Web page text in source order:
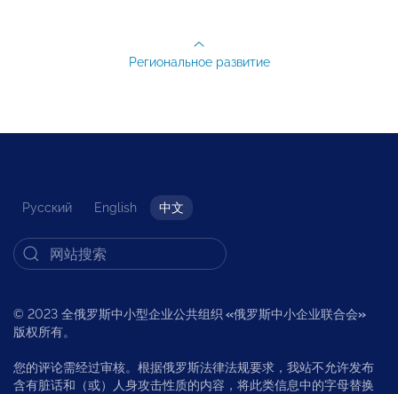
Региональное развитие
Русский English 中文
© 2023 全俄罗斯中小型企业公共组织 «俄罗斯中小企业联合会»
版权所有。
您的评论需经过审核。根据俄罗斯法律法规要求，我站不允许发布
含有脏话和（或）人身攻击性质的内容，将此类信息中的字母替换